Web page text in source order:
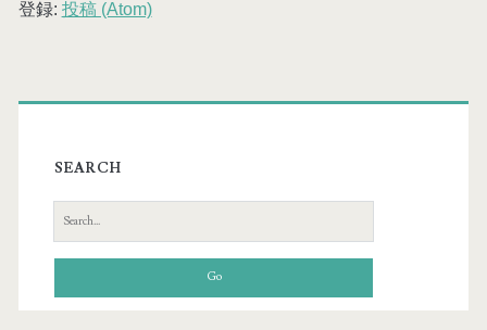
登録: 投稿 (Atom)
SEARCH
e